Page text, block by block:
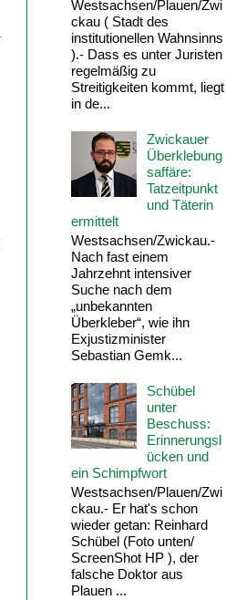
Westsachsen/Plauen/Zwi
ckau ( Stadt des
institutionellen Wahnsinns
).- Dass es unter Juristen
regelmäßig zu
Streitigkeiten kommt, liegt
in de...
Zwickauer
Überklebung
saffäre:
Tatzeitpunkt
und Täterin
ermittelt
Westsachsen/Zwickau.-
Nach fast einem
Jahrzehnt intensiver
Suche nach dem
„unbekannten
Überkleber“, wie ihn
Exjustizminister
Sebastian Gemk...
Schübel
unter
Beschuss:
Erinnerungsl
ücken und
ein Schimpfwort
Westsachsen/Plauen/Zwi
ckau.- Er hat's schon
wieder getan: Reinhard
Schübel (Foto unten/
ScreenShot HP ), der
falsche Doktor aus
Plauen ...